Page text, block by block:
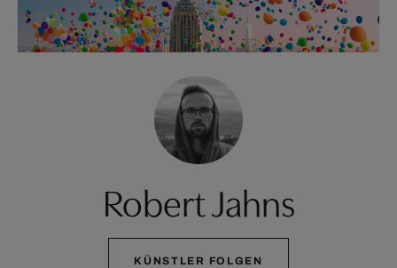
Robert Jahns
KÜNSTLER FOLGEN